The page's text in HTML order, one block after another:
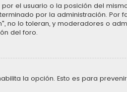
el usuario o la posición del
por la administración. Por
no lo toleran, y moderadores o
del foro.
la opción. Esto es para